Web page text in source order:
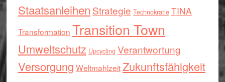
Staatsanleihen Strategie Technokratie TINA
Transformation Transition Town
Umweltschutz Upcycling Verantwortung
Versorgung WeltmahlzeitZukunftsfähigkeit